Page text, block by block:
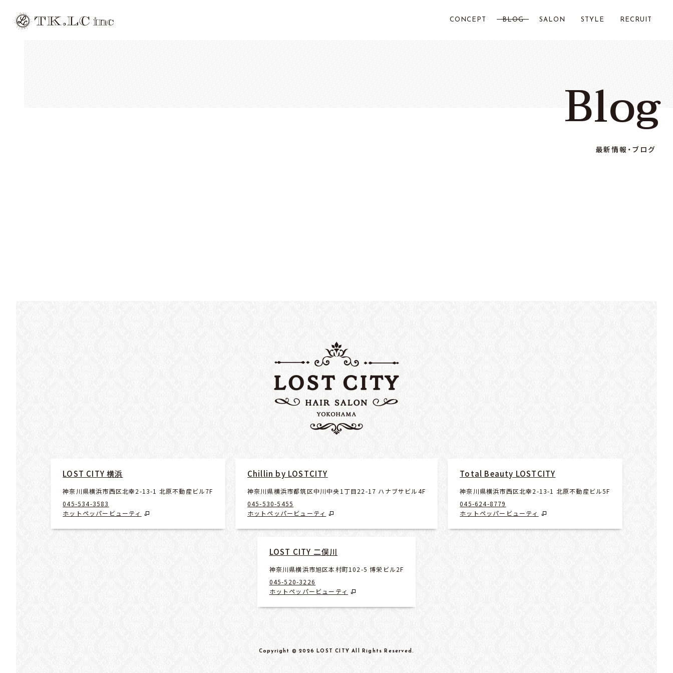
CONCEPT BLOG SALON
Total Beauty LOSTCITY
STYLE RECRUIT
Blog
最新情報・ブログ
LOST CITY 横浜
神奈川県横浜市西区北幸2-13-1 北原不動産ビル7F
045-534-3583
ホットペッパービューティ
Chillin by LOSTCITY
神奈川県横浜市都筑区中川中央1丁目22-17 ハナブサビル4F
045-530-5455
ホットペッパービューティ
Total Beauty LOSTCITY
神奈川県横浜市西区北幸2-13-1 北原不動産ビル5F
045-624-8779
ホットペッパービューティ
LOST CITY 二俣川
神奈川県横浜市旭区本村町102-5 博栄ビル2F
045-520-3226
ホットペッパービューティ
Copyright © 2026 LOST CITY All Rights Reserved .